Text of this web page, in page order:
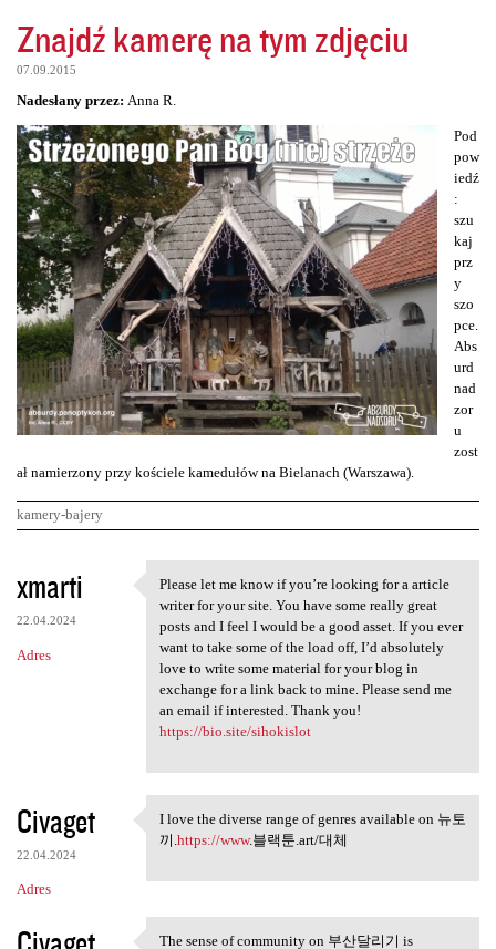
Znajdź kamerę na tym zdjęciu
07.09.2015
Nadesłany przez: Anna R.
Pod
pow
iedź
:
szu
kaj
prz
y
szo
pce.
Abs
urd
nad
zor
u
zost
ał namierzony przy kościele kamedułów na Bielanach (Warszawa).
kamery-bajery
K
o
m
e
z
e
xmarti
22.04.2024
Adres
Please let me know if you’re
Please let me know if you’re looking for a article
writer for your site. You have some really great
posts and I feel I would be a good asset. If you ever
want to take some of the load off, I’d absolutely
love to write some material for your blog in
exchange for a link back to mine. Please send me
an email if interested. Thank you!
https://bio.site/sihokislot
Civaget
22.04.2024
Adres
I love the diverse range of
I love the diverse range of genres available on 뉴토
끼.https://www.블랙툰.art/대체
The sense of community on 부산달리기 is